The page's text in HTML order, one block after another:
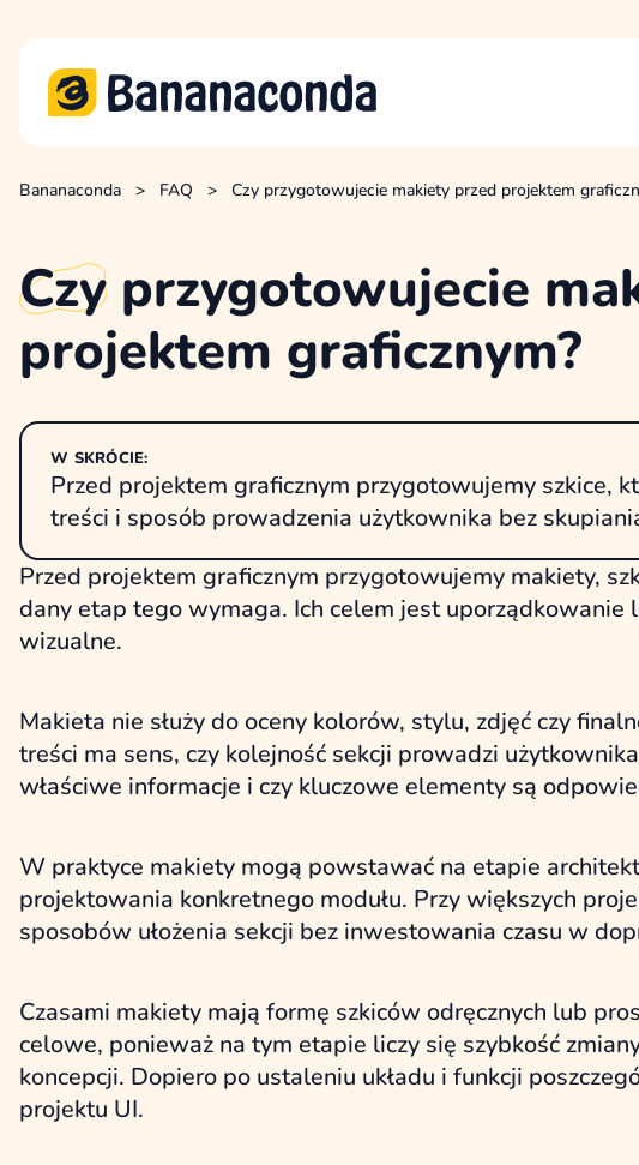
Bananaconda > FAQ > Czy przygotowujecie makiety przed projektem
Czy przygotowujecie
projektem graficznym?
W SKRÓCIE:
Przed projektem graficznym przygotowujemy szkice,
treści i sposób prowadzenia użytkownika bez
Przed projektem graficznym przygotowujemy makiety,
dany etap tego wymaga. Ich celem jest
wizualne.
Makieta nie służy do oceny kolorów, stylu, zdjęć czy
treści ma sens, czy kolejność sekcji prowadzi
właściwe informacje i czy kluczowe elementy są
W praktyce makiety mogą powstawać na etapie
projektowania konkretnego modułu. Przy większych
sposobów ułożenia sekcji bez inwestowania czasu w
Czasami makiety mają formę szkiców odręcznych lub
celowe, ponieważ na tym etapie liczy się szybkość
koncepcji. Dopiero po ustaleniu układu i funkcji
projektu UI.